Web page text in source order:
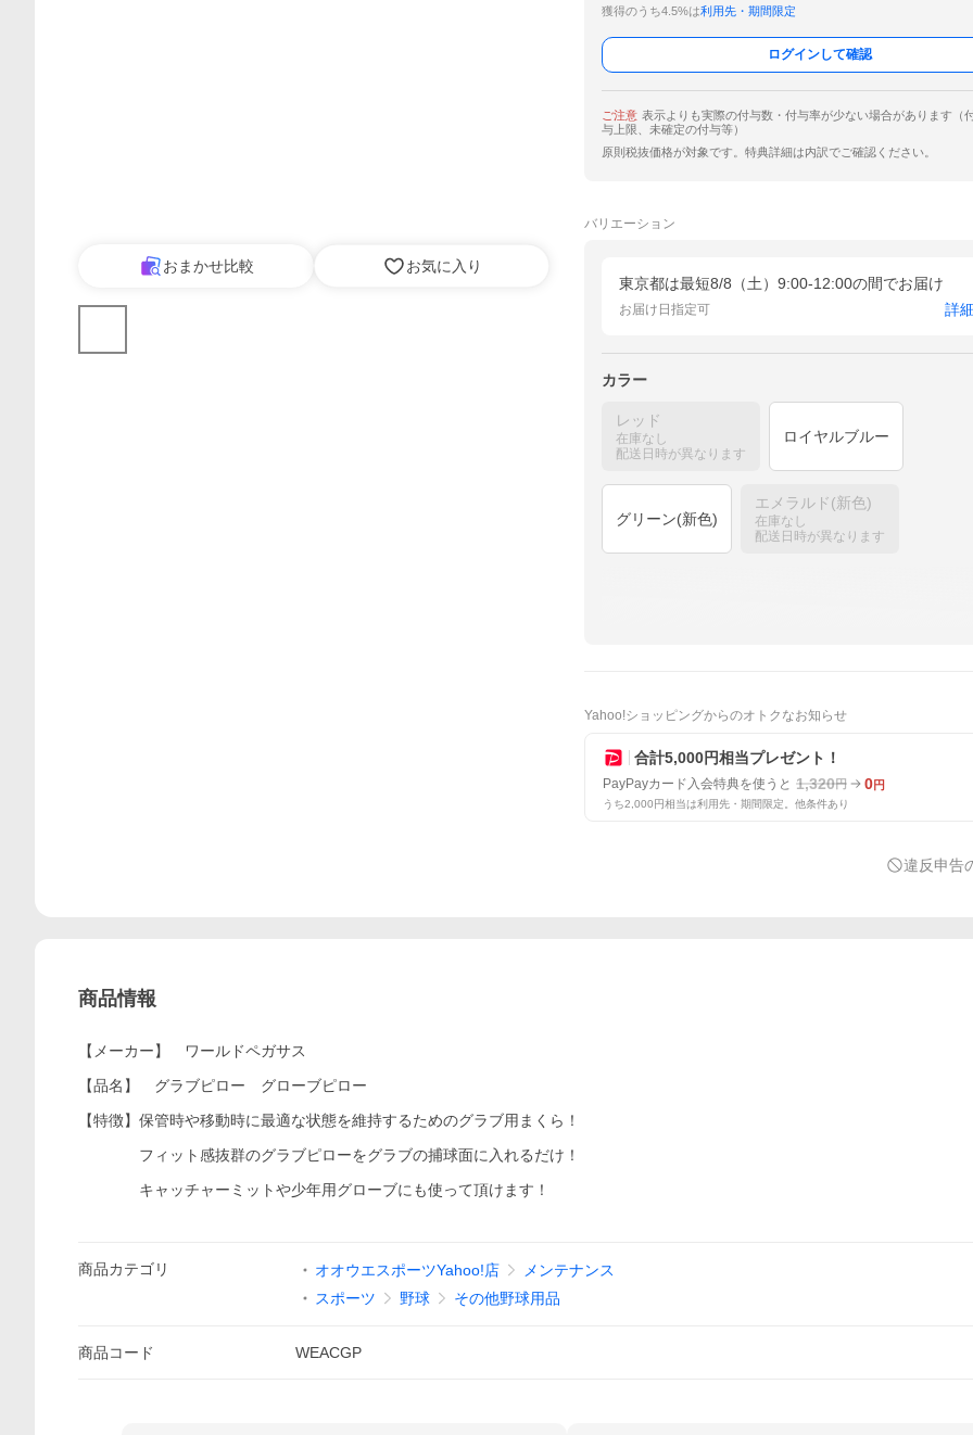
おまかせ比較 お気に入り
獲得のうち4.5%は利用先・期間限定
ログインして確認
ご注意 表示よりも実際の付与数・付与率が少ない場合があります（
与上限、未確定の付与等）
原則税抜価格が対象です。特典詳細は内訳でご確認ください。
バリエーション
東京都は最短8/8（土）9:00-12:00の間でお届け
お届け日指定可 詳
カラー
レッド
在庫なし
配送日時が異なります
ロイヤルブルー
グリーン(新色)
エメラルド(新色)
在庫なし
配送日時が異なります
Yahoo!ショッピングからのオトクなお知らせ
合計5,000円相当プレゼント！
PayPayカード入会特典を使うと 1,320円 0円
うち2,000円相当は利用先・期間限定。他条件あり
違反申告
商品情報
【メーカー】 ワールドペガサス
【品名】 グラブピロー グローブピロー
【特徴】保管時や移動時に最適な状態を維持するためのグラブ用まくら！
フィット感抜群のグラブピローをグラブの捕球面に入れるだけ！
キャッチャーミットや少年用グローブにも使って頂けます！
商品カテゴリ オオウエスポーツYahoo!店
メンテナンス
スポーツ
野球 その他野球用品
商品コード WEACGP